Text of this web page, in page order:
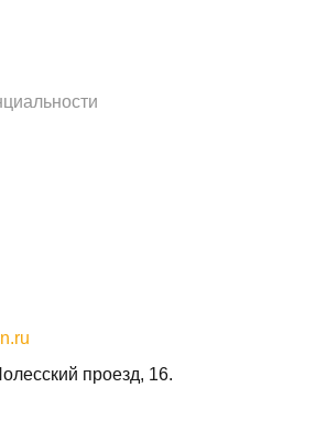
проезд, 16.